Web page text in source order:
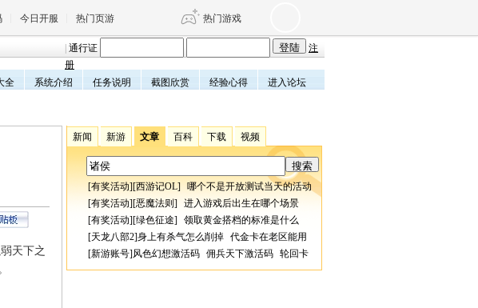
今日开服 热门页游 热门游戏
天堂 剑网3旗舰版 新天龙八部
王权与自由 诛仙世界 仙剑世界
通行证
注
册
全 系统介绍 任务说明 截图欣赏 经验心得 进入论坛
天下之
新闻 新游 文章 百科 下载 视频
[有奖活动][西游记OL] 哪个不是开放测试当天的活动
[有奖活动][恶魔法则 ] 进入游戏后出生在哪个场景
[有奖活动][绿色征途] 领取黄金搭档的标准是什么
[天龙八部2]身上有杀气怎么削掉 代金卡在老区能用
[新游账号]风色幻想激活码 佣兵天下激活码 轮回卡